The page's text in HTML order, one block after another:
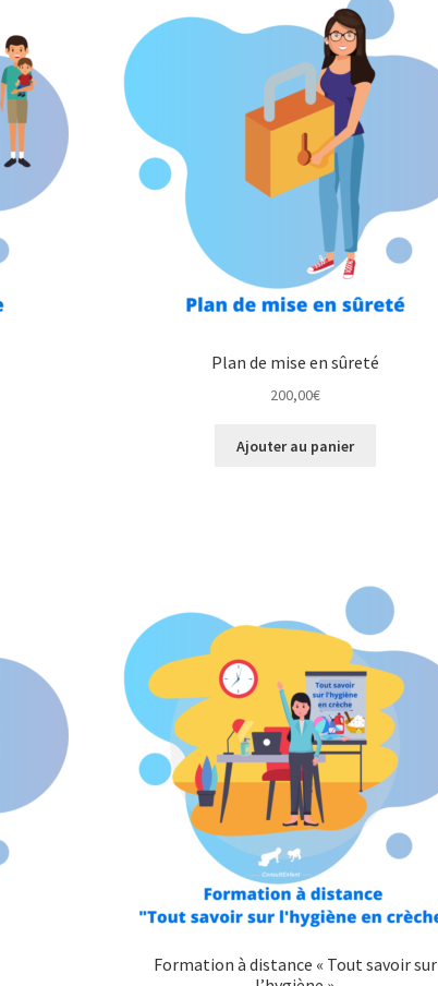
Plan de mise en sûreté
200,00€
Ajouter au panier
Formation à distance « Tout savoir sur